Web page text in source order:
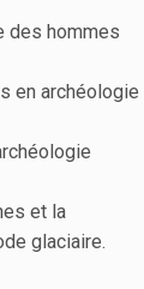
des hommes
en archéologie
et la
glaciaire.